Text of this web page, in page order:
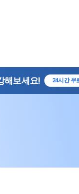
해보세요! 24시간 무